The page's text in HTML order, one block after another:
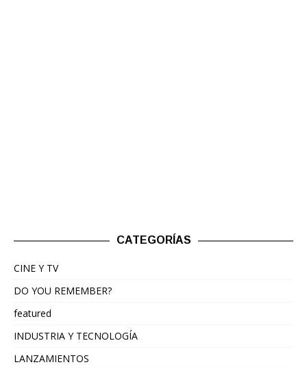
CATEGORÍAS
CINE Y TV
DO YOU REMEMBER?
featured
INDUSTRIA Y TECNOLOGÍA
LANZAMIENTOS